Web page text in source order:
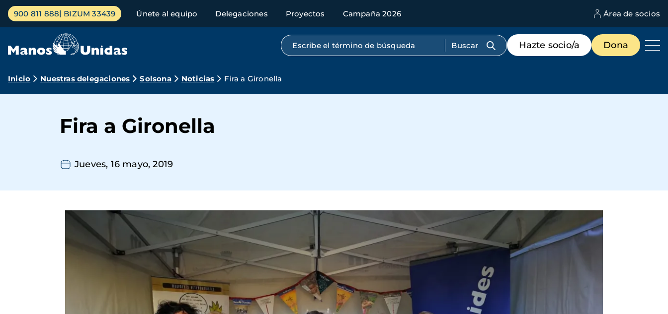
Pasar
contenido
Menú
principal
900 811 888 BIZUM 33439 Únete al equipo Delegaciones Proyectos Campaña 2026 Área de socios
Búsqueda por texto completo
Menú
de
destacados
Hazte socio/a Dona
Ruta
navegación
Inicio Nuestras delegaciones Solsona Noticias Fira a Gironella
Fira a Gironella
Jueves, 16 mayo, 2019